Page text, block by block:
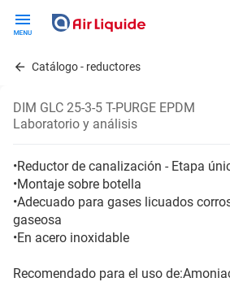
contentCatálogo - reductores
DIM GLC 25-3-5 T-PURGE EPDM
Laboratorio y análisis
•Reductor de canalización - Etapa
•Montaje sobre botella
•Adecuado para gases licuados
gaseosa
•En acero inoxidable
Recomendado para el uso